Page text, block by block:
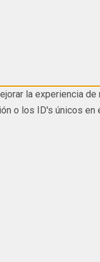
la experiencia de
o los ID's únicos